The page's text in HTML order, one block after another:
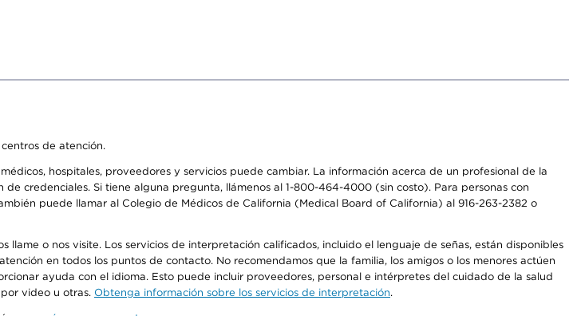
de atención.
hospitales, proveedores y servicios puede cambiar. La información acerca de un profesional de la
credenciales. Si tiene alguna pregunta, llámenos al 1-800-464-4000 (sin costo). Para personas con
puede llamar al Colegio de Médicos de California (Medical Board of California) al 916-263-2382 o
o nos visite. Los servicios de interpretación calificados, incluido el lenguaje de señas, están disponibles
en todos los puntos de contacto. No recomendamos que la familia, los amigos o los menores actúen
ayuda con el idioma. Esto puede incluir proveedores, personal e intérpretes del cuidado de la salud
video u otras. Obtenga información sobre los servicios de interpretación.